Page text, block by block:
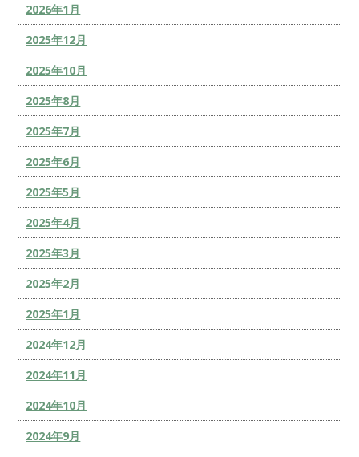
2026年1月
2025年12月
2025年10月
2025年8月
2025年7月
2025年6月
2025年5月
2025年4月
2025年3月
2025年2月
2025年1月
2024年12月
2024年11月
2024年10月
2024年9月